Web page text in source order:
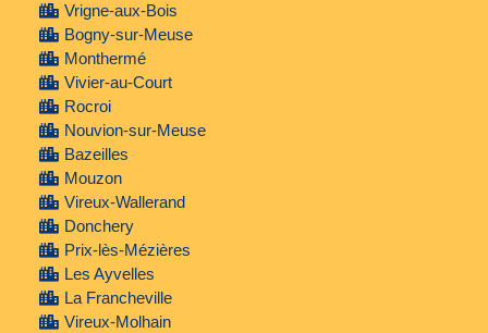
Vrigne-aux-Bois
Bogny-sur-Meuse
Monthermé
Vivier-au-Court
Rocroi
Nouvion-sur-Meuse
Bazeilles
Mouzon
Vireux-Wallerand
Donchery
Prix-lès-Mézières
Les Ayvelles
La Francheville
Vireux-Molhain